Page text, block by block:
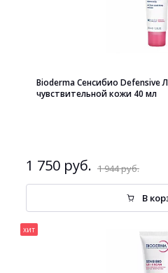
Bioderma Сенсибио Defensive
чувствительной кожи 40 мл
1 750 руб. 1 944 руб.
В
хит